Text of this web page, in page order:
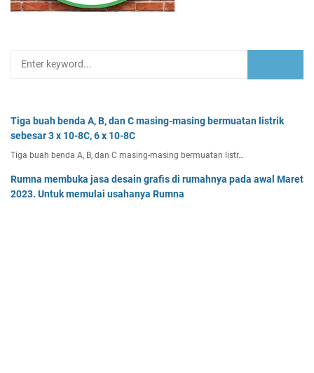
Tiga buah benda A, B, dan C masing-masing bermuatan listrik
sebesar 3 x 10-8C, 6 x 10-8C
Tiga buah benda A, B, dan C masing-masing bermuatan listr…
Rumna membuka jasa desain grafis di rumahnya pada awal Maret
2023. Untuk memulai usahanya Rumna